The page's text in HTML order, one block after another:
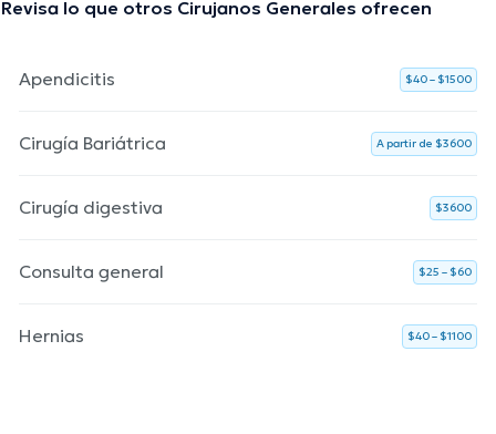
Revisa lo que otros Cirujanos Generales ofrecen
Apendicitis $40 – $1500
Cirugía Bariátrica A partir de $3600
Cirugía digestiva $3600
Consulta general $25 – $60
Hernias $40 – $1100